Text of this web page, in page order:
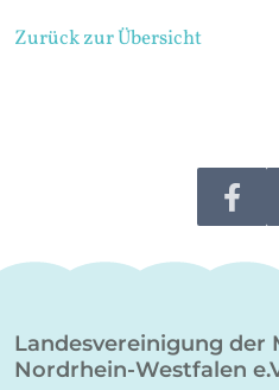
Zurück zur Übersicht
Landesvereinigung der
Nordrhein-Westfalen